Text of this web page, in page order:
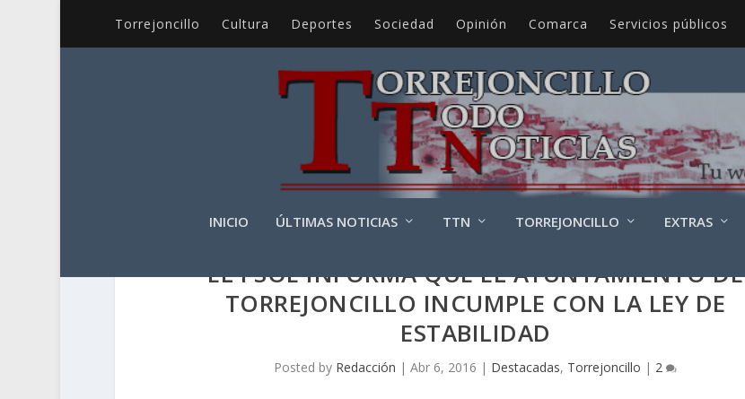
Torrejoncillo Cultura Deportes Sociedad Opinión Comarca Servicios públicos
INICIO ÚLTIMAS NOTICIAS TTN TORREJONCILLO EXTRAS
EL PSOE INFORMA QUE EL AYUNTAMIENTO DE
TORREJONCILLO INCUMPLE CON LA LEY DE
ESTABILIDAD
Posted by Redacción |Abr 6, 2016 | Destacadas, Torrejoncillo | 2